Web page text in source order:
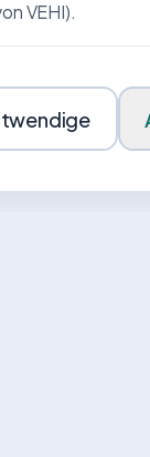
VEHI).